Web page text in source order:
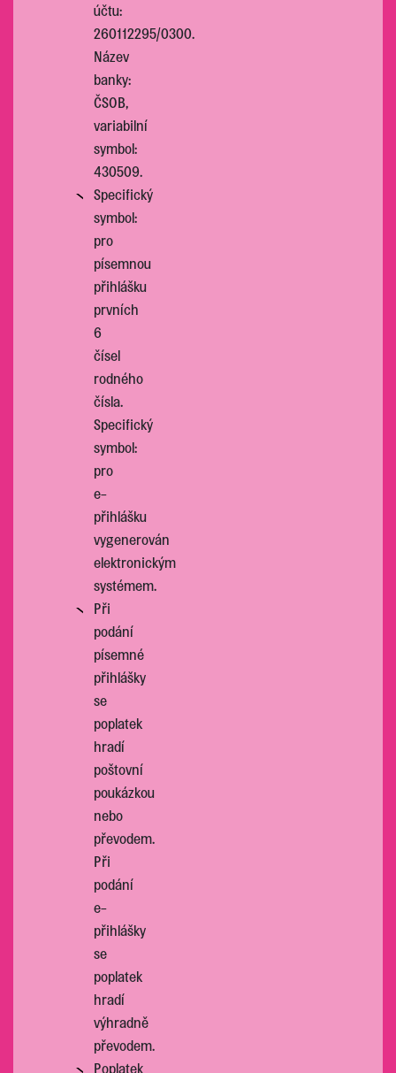
účtu:
260112295/0300.
Název
banky:
ČSOB,
variabilní
symbol:
430509.
Specifický
symbol:
pro
písemnou
přihlášku
prvních
6
čísel
rodného
čísla.
Specifický
symbol:
pro
e-
přihlášku
vygenerován
elektronickým
systémem.
Při
podání
písemné
přihlášky
se
poplatek
hradí
poštovní
poukázkou
nebo
převodem.
Při
podání
e-
přihlášky
se
poplatek
hradí
výhradně
převodem.
Poplatek